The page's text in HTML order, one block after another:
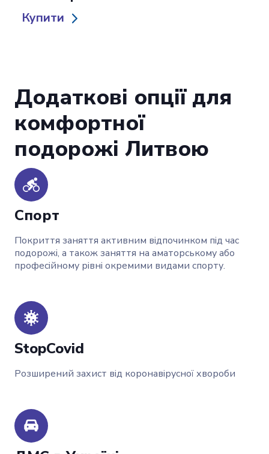
Купити
Додаткові опції для
комфортної
подорожі Литвою
Спорт
Покриття заняття активним відпочинком під час
подорожі, а також заняття на аматорському або
професійному рівні окремими видами спорту.
StopCovid
Розширений захист від коронавірусної хвороби